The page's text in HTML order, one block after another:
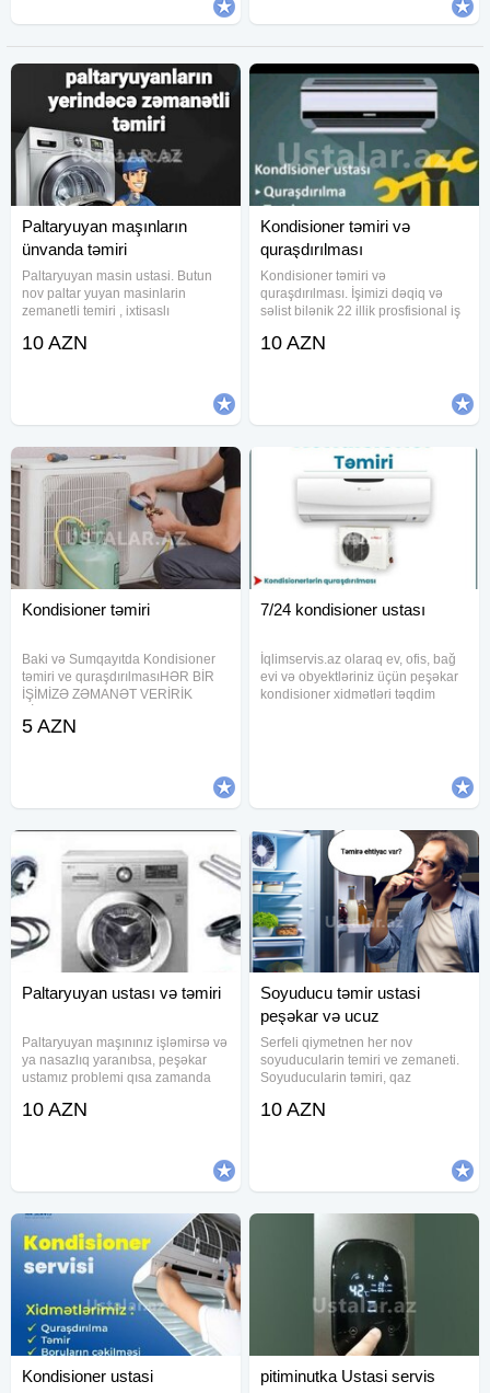
Paltaryuyan maşınların
ünvanda təmiri
Paltaryuyan masin ustasi. Butun
nov paltar yuyan masinlarin
zemanetli temiri , ixtisaslı
bizdədir.Bizimlə pulunuza qənaət
10 AZN
Kondisioner təmiri və
quraşdırılması
Kondisioner təmiri və
quraşdırılması. İşimizi dəqiq və
səlist bilənik 22 illik prosfisional iş
10 AZN
Kondisioner təmiri
Baki və Sumqayıtda Kondisioner
təmiri ve quraşdırılmasıHƏR BİR
İŞİMİZƏ ZƏMANƏT VERİRİK
SERVİSLƏRDƏN UCUZ QİYMƏT
YERİNDƏ QURAŞDIRMA, TƏMİR
5 AZN
7/24 kondisioner ustası
İqlimservis.az olaraq ev, ofis, bağ
evi və obyektləriniz üçün peşəkar
kondisioner xidmətləri təqdim
Paltaryuyan ustası və təmiri
Paltaryuyan maşınınız işləmirsə və
ya nasazlıq yaranıbsa, peşəkar
ustamız problemi qısa zamanda
paltaryuyan maşınların təmiri üzrə
10 AZN
Soyuducu təmir ustasi
peşəkar və ucuz
Serfeli qiymetnen her nov
soyuducularin temiri ve zemaneti.
Soyuducularin təmiri, qaz
bizde.Peşəkar ucuz zəmanətli
10 AZN
Kondisioner ustasi pitiminutka Ustasi servis